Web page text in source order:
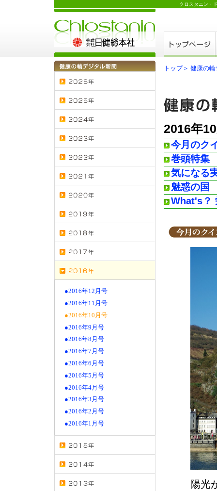
クロスタニン・
●2016年12月号
●2016年11月号
●2016年10月号
●2016年9月号
●2016年8月号
●2016年7月号
●2016年6月号
●2016年5月号
●2016年4月号
●2016年3月号
●2016年2月号
●2016年1月号
トップ＞ 健康の
2016年
今月のク
巻頭特集
気になる
魅惑の国
What's？
陽光